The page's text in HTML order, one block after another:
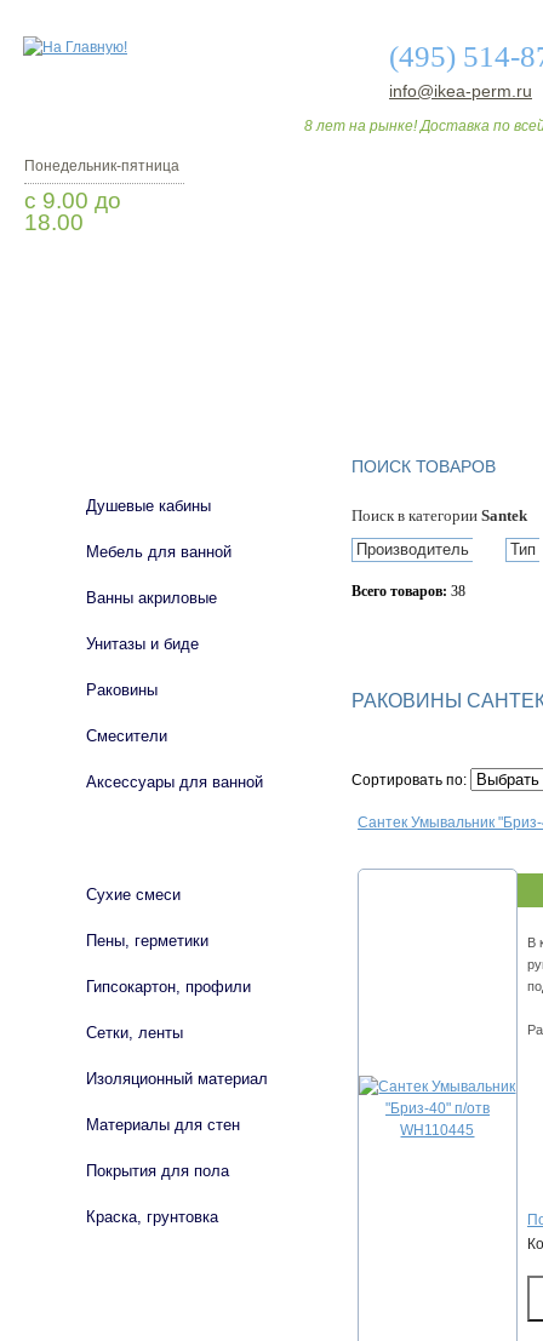
(495) 514-
info@ikea-perm.ru
8 лет на рынке! Доставка по
Понедельник-пятница
с 9.00 до
18.00
ПОИСК ТОВАРОВ
Поиск в категории Santek
Производитель
Тип
Всего товаров: 38
РАКОВИНЫ
Сортировать по:
Сантек Умывальник
В
Душевые кабины
Мебель для ванной
Ванны акриловые
Унитазы и биде
Раковины
Смесители
Аксессуары для ванной
Сухие смеси
Пены, герметики
Гипсокартон, профили
Сетки, ленты
Изоляционный материал
Материалы для стен
Покрытия для пола
Краска, грунтовка